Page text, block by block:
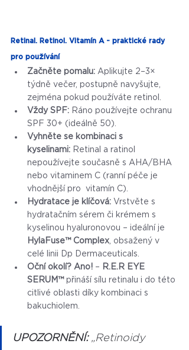
Retinal. Retinol. Vitamín A - praktické rady
pro používání
Začněte pomalu: Aplikujte 2–3×
týdně večer, postupně navyšujte,
zejména pokud používáte retinol.
Vždy SPF: Ráno používejte ochranu
SPF 30+ (ideálně 50).
Vyhněte se kombinaci s
kyselinami: Retinal a ratinol
nepoužívejte současně s AHA/BHA
nebo vitaminem C (ranní péče je
vhodnější pro  vitamín C).
Hydratace je klíčová: Vrstvěte s
hydratačním sérem či krémem s
kyselinou hyaluronovou – ideální je
HylaFuse™ Complex, obsažený v
celé linii Dp Dermaceuticals.
Oční okolí? Ano! – R.E.R EYE
SERUM™ přináší sílu retinalu i do této
citlivé oblasti díky kombinaci s
bakuchiolem.
UPOZORNĚNÍ: „Retinoidy